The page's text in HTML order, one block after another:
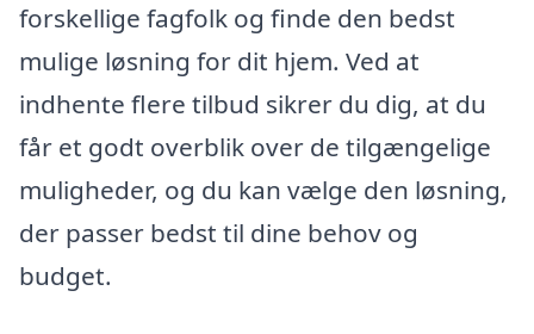
forskellige fagfolk og finde den bedst
mulige løsning for dit hjem. Ved at
indhente flere tilbud sikrer du dig, at du
får et godt overblik over de tilgængelige
muligheder, og du kan vælge den løsning,
der passer bedst til dine behov og
budget.